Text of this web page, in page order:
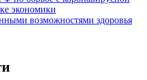
экономики
возможностями здоровья